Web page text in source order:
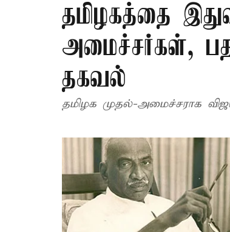
தமிழகத்தை
அமைச்சர்கள்,
தகவல்
தமிழக முதல்-அமைச்சராக